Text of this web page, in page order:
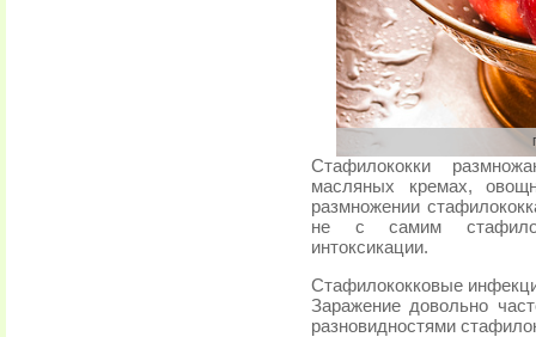
Стафилококки
масляных кремах,
размножении
не с самим
интоксикации.
Стафилококковые
Заражение довольно
разновидностями